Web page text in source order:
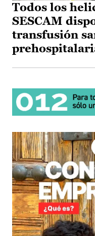
Todos los
SESCAM
transfusión